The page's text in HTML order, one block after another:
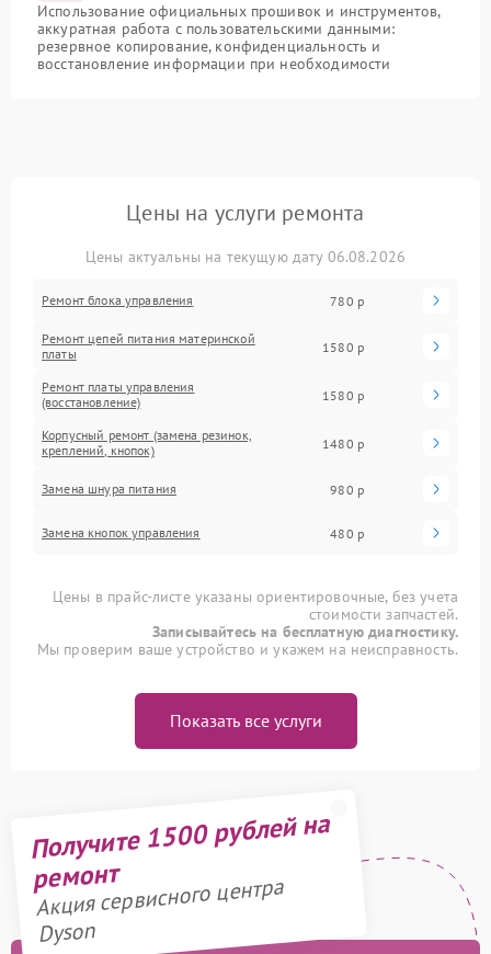
Использование официальных прошивок и инструментов,
аккуратная работа с пользовательскими данными:
резервное копирование, конфиденциальность и
восстановление информации при необходимости
Цены на услуги ремонта
Цены актуальны на текущую дату 06.08.2026
Ремонт блока управления 780 р
Ремонт цепей питания материнской
платы
1580 р
Ремонт платы управления
(восстановление)
1580 р
Корпусный ремонт (замена резинок,
креплений, кнопок)
1480 р
Замена шнура питания 980 р
Замена кнопок управления 480 р
Цены в прайс-листе указаны ориентировочные, без учета
стоимости запчастей.
Записывайтесь на бесплатную диагностику.
Мы проверим ваше устройство и укажем на неисправность.
Показать все услуги
Получите 1500 рублей на
ремонт
Акция сервисного центра
Dyson